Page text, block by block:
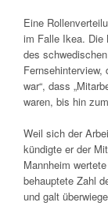
Eine
im Falle Ikea. Die
des
Fernsehinterview,
war“, dass
waren, bis hin
Weil sich der
kündigte er der
Mannheim
behauptete Zahl
und galt